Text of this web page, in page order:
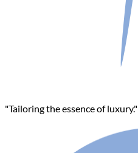
"Tailoring the essence of luxury."